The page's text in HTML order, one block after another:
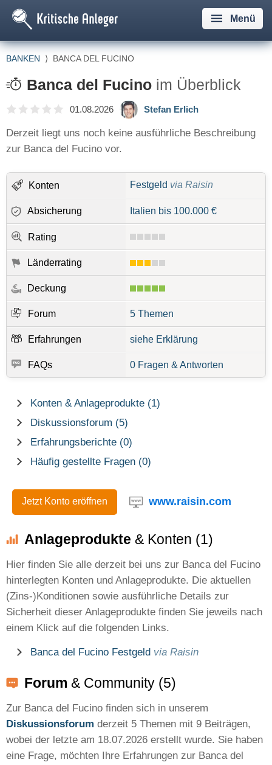
Menü
BANKEN ⟩ BANCA DEL FUCINO
Banca del Fucino im Überblick
01.08.2026 Stefan Erlich
Derzeit liegt uns noch keine ausführliche Beschreibung
zur Banca del Fucino vor.
Konten Festgeld via Raisin
Absicherung Italien bis 100.000 €
Rating
Länderrating
Deckung
Forum 5 Themen
Erfahrungen siehe Erklärung
FAQs 0 Fragen & Antworten
Konten & Anlageprodukte (1)
Diskussionsforum (5)
Erfahrungsberichte (0)
Häufig gestellte Fragen (0)
Jetzt Konto eröffnen www.raisin.com
Anlageprodukte & Konten (1)
Hier finden Sie alle derzeit bei uns zur Banca del Fucino
hinterlegten Konten und Anlageprodukte. Die aktuellen
(Zins-)Konditionen sowie ausführliche Details zur
Sicherheit dieser Anlageprodukte finden Sie jeweils nach
einem Klick auf die folgenden Links.
Banca del Fucino Festgeld via Raisin
Forum & Community (5)
Zur Banca del Fucino finden sich in unserem
Diskussionsforum derzeit 5 Themen mit 9 Beiträgen,
wobei der letzte am 18.07.2026 erstellt wurde. Sie haben
eine Frage, möchten Ihre Erfahrungen zur Banca del